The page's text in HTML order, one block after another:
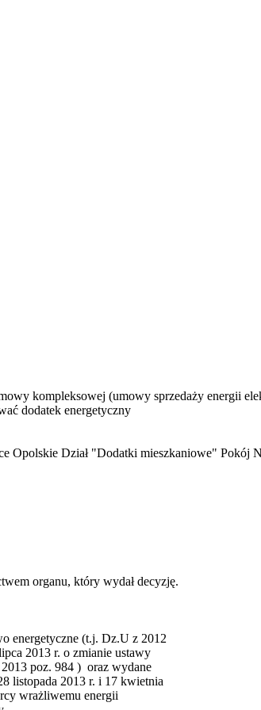
kompleksowej (umowy sprzedaży energii
dodatek energetyczny
Opolskie Dział "Dodatki mieszkaniowe" Pokój
organu, który wydał decyzję.
energetyczne (t.j. Dz.U z 2012
2013 r. o zmianie ustawy
poz. 984 ) ­ oraz wydane
listopada 2013 r. i 17 kwietnia
wrażliwemu energii